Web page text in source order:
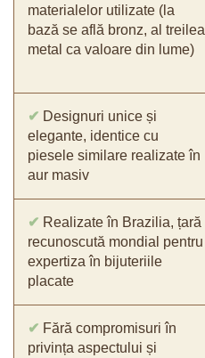
materialelor utilizate (la
bază se află bronz, al treilea
metal ca valoare din lume)
✔ Designuri unice și
elegante, identice cu
piesele similare realizate în
aur masiv
✔ Realizate în Brazilia, țară
recunoscută mondial pentru
expertiza în bijuteriile
placate
✔ Fără compromisuri în
privința aspectului și